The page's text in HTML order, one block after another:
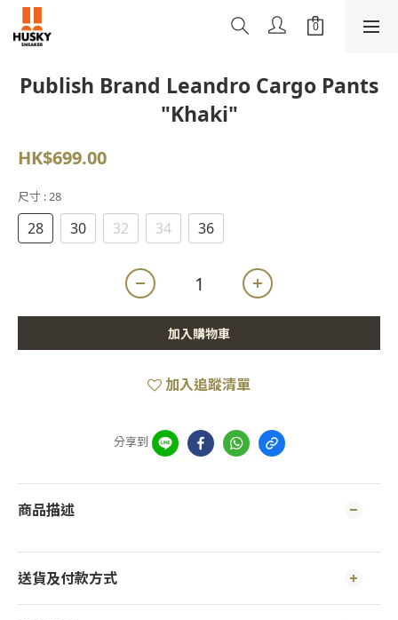
Publish Brand Leandro Cargo Pants
"Khaki"
HK$699.00
尺寸 : 28
28 30 32 34 36
加入購物車
加入追蹤清單
分享到
商品描述
送貨及付款方式